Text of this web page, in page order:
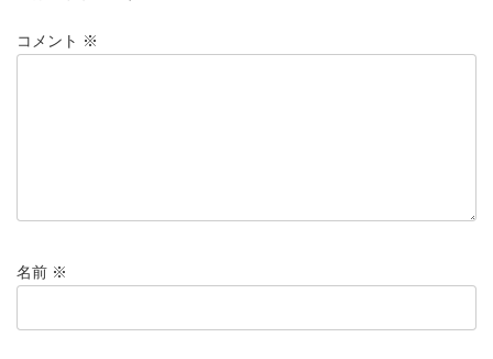
コメント ※
名前 ※